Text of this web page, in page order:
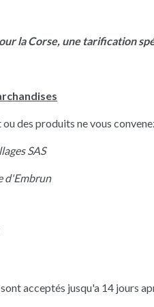
la Corse, une tarification
des produits ne vous
SAS
d'Embrun
acceptés jusqu'a 14 jours